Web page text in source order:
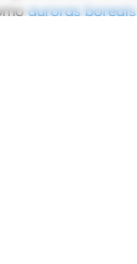
auroras boreais